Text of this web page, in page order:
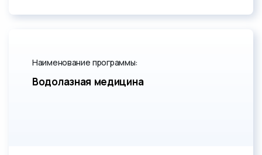
Наименование программы:
Водолазная медицина